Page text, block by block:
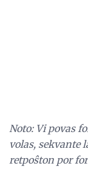
Noto: Vi povas
volas, sekvante
retpoŝton por